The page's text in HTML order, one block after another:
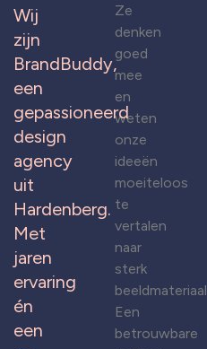
Wij
zijn
BrandBuddy,
een
gepassioneerd
design
agency
uit
Hardenberg.
Met
jaren
ervaring
én
een
Ze
denken
goed
mee
en
weten
onze
ideeën
moeiteloos
te
vertalen
naar
sterk
beeldmateriaal.
Een
betrouwbare